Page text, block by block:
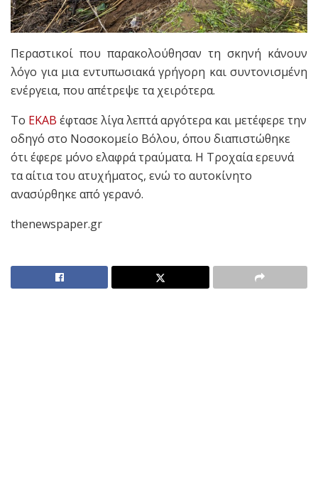
Περαστικοί που παρακολούθησαν τη σκηνή κάνουν
λόγο για μια εντυπωσιακά γρήγορη και συντονισμένη
ενέργεια, που απέτρεψε τα χειρότερα.
Το ΕΚΑΒ έφτασε λίγα λεπτά αργότερα και μετέφερε την
οδηγό στο Νοσοκομείο Βόλου, όπου διαπιστώθηκε
ότι έφερε μόνο ελαφρά τραύματα. Η Τροχαία ερευνά
τα αίτια του ατυχήματος, ενώ το αυτοκίνητο
ανασύρθηκε από γερανό.
thenewspaper.gr